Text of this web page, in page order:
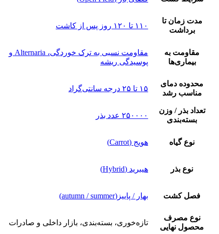
مدت زمان تا
برداشت
۱۱۰ تا ۱۲۰ روز پس از کاشت
مقاومت به
بیماری‌ها
مقاومت نسبی به ترک خوردگی، Alternaria و
پوسیدگی ریشه
محدوده دمای
مناسب رشد
۱۵ تا ۲۵ درجه سانتی‌گراد
تعداد بذر / وزن
بسته‌بندی
۲۵۰۰۰۰ عدد بذر
نوع گیاه هویج (Carrot)
نوع بذر هیبرید (Hybrid)
فصل کشت بهار / پاییز(autumn / summer)
نوع مصرف
محصول نهایی
تازه‌خوری، بسته‌بندی، بازار داخلی و صادرات